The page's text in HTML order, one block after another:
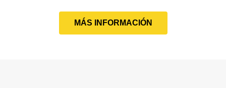
MÁS INFORMACIÓN